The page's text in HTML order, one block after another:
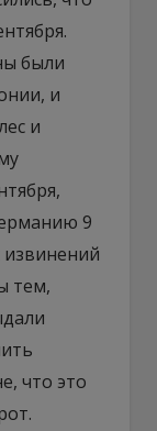
были
и
и
9
тем,
что это